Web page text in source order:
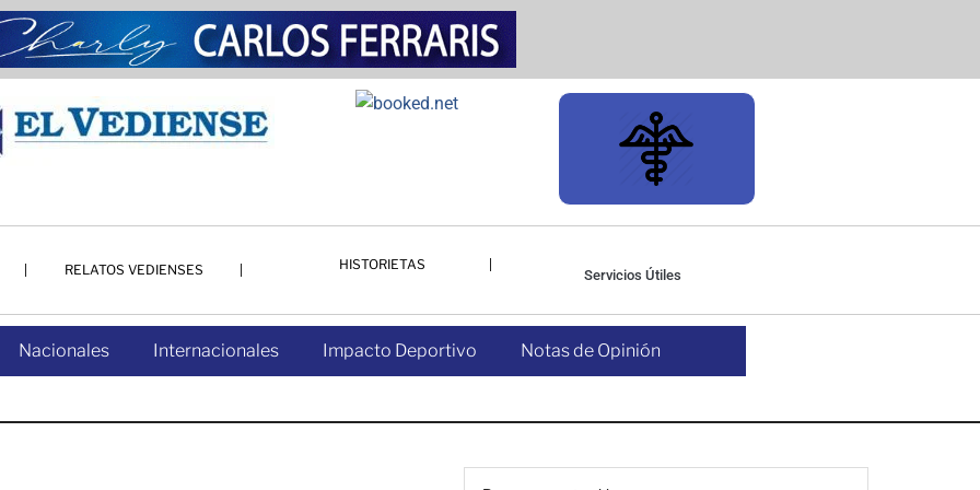
RELATOS VEDIENSES HISTORIETAS
Servicios Útiles
Nacionales Internacionales Impacto Deportivo Notas de Opinión